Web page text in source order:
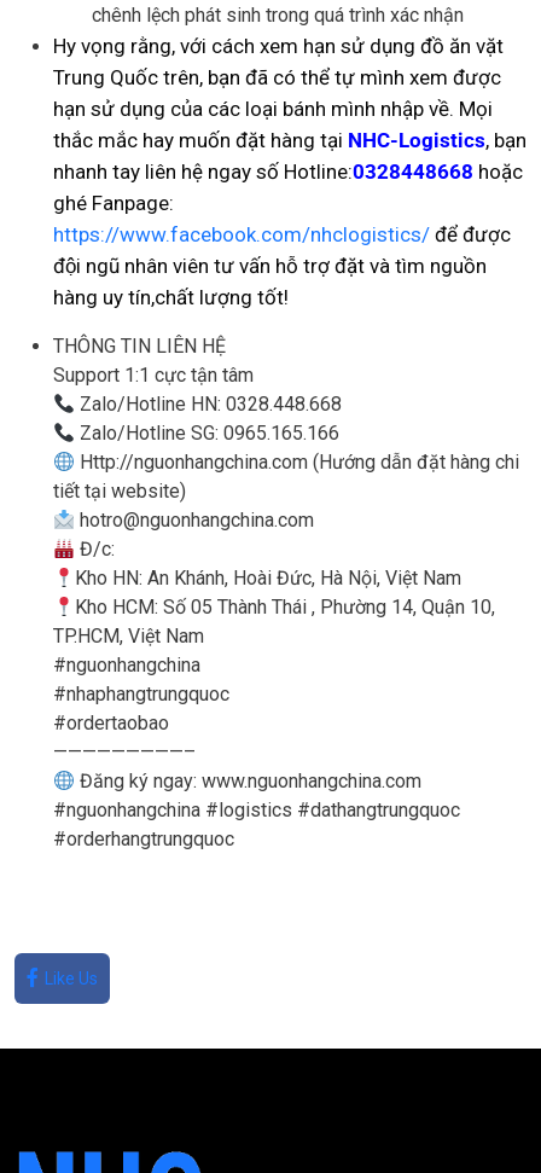
chênh lệch phát sinh trong quá trình xác nhận
Hy vọng rằng, với cách xem hạn sử dụng đồ ăn vặt
Trung Quốc trên, bạn đã có thể tự mình xem được
hạn sử dụng của các loại bánh mình nhập về. Mọi
thắc mắc hay muốn đặt hàng tại NHC-Logistics, bạn
nhanh tay liên hệ ngay số Hotline:0328448668 hoặc
ghé Fanpage:
https://www.facebook.com/nhclogistics/ để được
đội ngũ nhân viên tư vấn hỗ trợ đặt và tìm nguồn
hàng uy tín,chất lượng tốt!
THÔNG TIN LIÊN HỆ
Support 1:1 cực tận tâm
Zalo/Hotline HN: 0328.448.668
Zalo/Hotline SG: 0965.165.166
Http://nguonhangchina.com (Hướng dẫn đặt hàng chi
tiết tại website)
hotro@nguonhangchina.com
Đ/c:
Kho HN: An Khánh, Hoài Đức, Hà Nội, Việt Nam
Kho HCM: Số 05 Thành Thái , Phường 14, Quận 10,
TP.HCM, Việt Nam
#nguonhangchina
#nhaphangtrungquoc
#ordertaobao
—————————–
Đăng ký ngay: www.nguonhangchina.com
#nguonhangchina #logistics #dathangtrungquoc
#orderhangtrungquoc
Like Us